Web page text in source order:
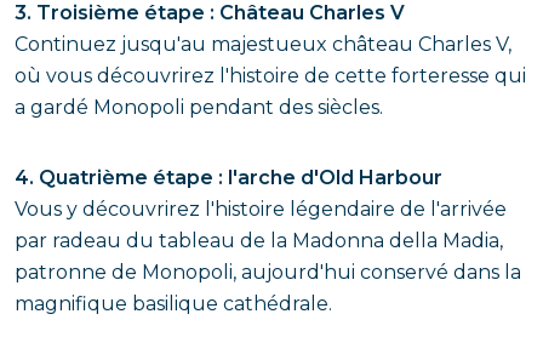
3. Troisième étape : Château Charles V
Continuez jusqu'au majestueux château Charles V,
où vous découvrirez l'histoire de cette forteresse qui
a gardé Monopoli pendant des siècles.
4. Quatrième étape : l'arche d'Old Harbour
Vous y découvrirez l'histoire légendaire de l'arrivée
par radeau du tableau de la Madonna della Madia,
patronne de Monopoli, aujourd'hui conservé dans la
magnifique basilique cathédrale.